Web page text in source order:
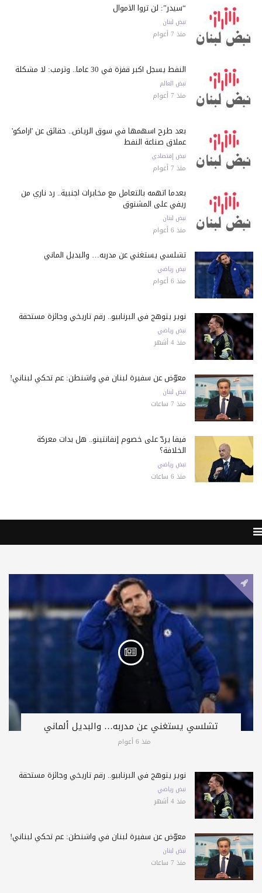
“سيدر”: لن تروا الأموال
نبض لبنان
منذ 7 أعوام
النفط يسجل أكبر قفزة في 30 عاماً.. وترمب: لا مشكلة
نبض العالم
منذ 7 أعوام
بعد طرح أسهمها في سوق الرياض.. حقائق عن 'أرامكو'
عملاق صناعة النفط
نبض إقتصادي
منذ 7 أعوام
بعدما اتهمه بالتعامل مع مخابرات اجنبية.. رد ناري من
ريفي على المشنوق
نبض لبنان
منذ 6 أعوام
تشلسي يستغني عن مدربه… والبديل ألماني
نبض رياضي
منذ 6 أعوام
نوير يتوهج في البرنابيو.. رقم تاريخي وجائزة مستحقة
نبض رياضي
منذ 4 أشهر
معوّض عن سفيرة لبنان في واشنطن: عم تحكي لبناني!
نبض لبنان
منذ 7 ساعات
فيفا يردّ على خصوم إنفانتينو.. هل بدأت معركة
الخلافة؟
نبض رياضي
منذ 6 ساعات
تشلسي يستغني عن مدربه… والبديل ألماني
منذ 6 أعوام
نوير يتوهج في البرنابيو.. رقم تاريخي وجائزة مستحقة
نبض رياضي
منذ 4 أشهر
معوّض عن سفيرة لبنان في واشنطن: عم تحكي لبناني!
نبض لبنان
منذ 7 ساعات